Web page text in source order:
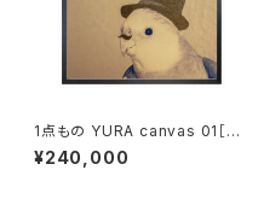
1点もの YURA canvas 01［額
装］
¥240,000